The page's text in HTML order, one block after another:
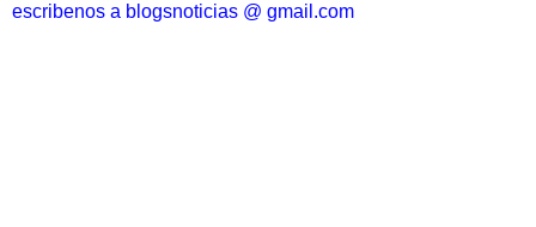
escribenos a blogsnoticias @ gmail.com